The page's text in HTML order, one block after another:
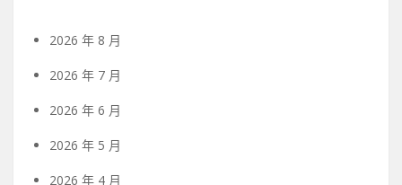
2026 年 8 月
2026 年 7 月
2026 年 6 月
2026 年 5 月
2026 年 4 月